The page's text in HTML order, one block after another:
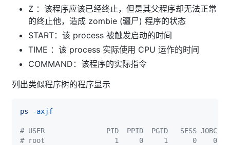
Z ：该程序应该已经终止，但是其父程序却无法正常
的终止他，造成 zombie (疆尸) 程序的状态
START：该 process 被触发启动的时间
TIME ：该 process 实际使用 CPU 运作的时间
COMMAND：该程序的实际指令
列出类似程序树的程序显示
ps -axjf
# USER               PID  PPID  PGID   SESS JOBC
# root                 1     0     1      0    0 Ss